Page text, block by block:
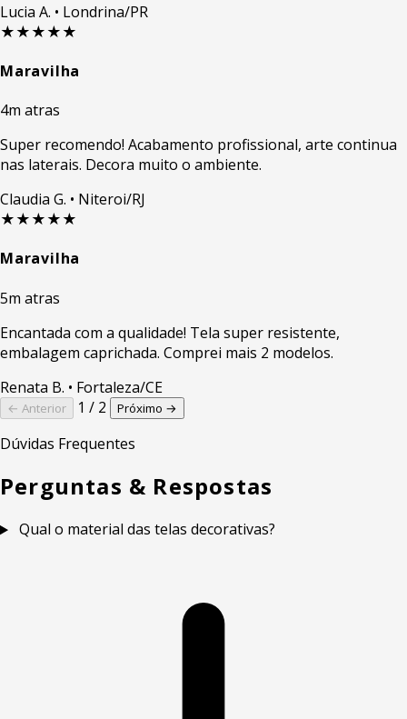
Lucia A. • Londrina/PR
★★★★★
Maravilha
4m atras
Super recomendo! Acabamento profissional, arte continua
nas laterais. Decora muito o ambiente.
Claudia G. • Niteroi/RJ
★★★★★
Maravilha
5m atras
Encantada com a qualidade! Tela super resistente,
embalagem caprichada. Comprei mais 2 modelos.
Renata B. • Fortaleza/CE
← Anterior 1 / 2 Próximo →
Dúvidas Frequentes
Perguntas & Respostas
Qual o material das telas decorativas?